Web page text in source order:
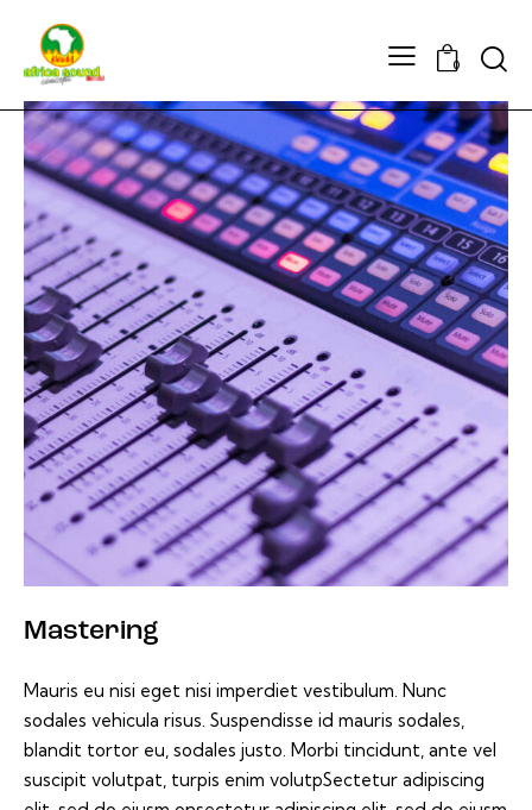
0
Mastering
Mauris eu nisi eget nisi imperdiet vestibulum. Nunc
sodales vehicula risus. Suspendisse id mauris sodales,
blandit tortor eu, sodales justo. Morbi tincidunt, ante vel
suscipit volutpat, turpis enim volutpSectetur adipiscing